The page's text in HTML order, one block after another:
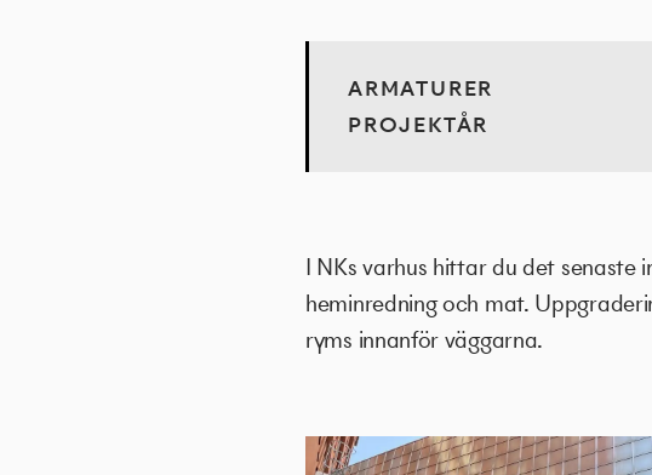
ARMATURER
PROJEKTÅR
I NKs varhus hittar du det senaste
heminredning och mat.
ryms innanför väggarna.